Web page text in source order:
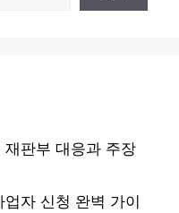
판부 대응과 주장
자 신청 완벽 가이